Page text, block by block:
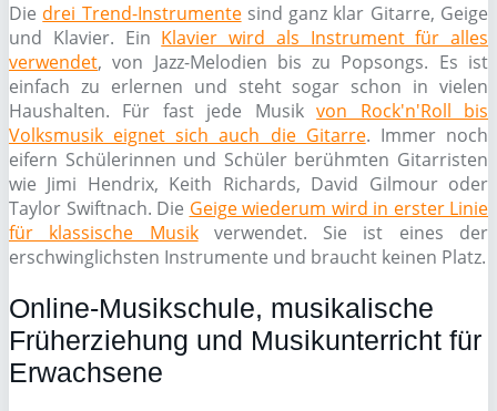
Die drei Trend-Instrumentesind ganz klar Gitarre, Geige
und Klavier. Ein Klavier wird als Instrument für alles
verwendet, von Jazz-Melodien bis zu Popsongs. Es ist
einfach zu erlernen und steht sogar schon in vielen
Haushalten. Für fast jede Musikvon Rock'n'Roll bis
Volksmusik eignet sich auch die Gitarre. Immer noch
eifern Schülerinnen und Schüler berühmten Gitarristen
wie Jimi Hendrix, Keith Richards, David Gilmour oder
Taylor Swiftnach. Die Geige wiederum wird in erster Linie
für klassische Musikverwendet. Sie ist eines der
erschwinglichsten Instrumente und braucht keinen Platz.
Online-Musikschule, musikalische
Früherziehung und Musikunterricht für
Erwachsene